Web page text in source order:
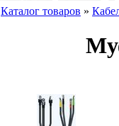
Каталог товаров »